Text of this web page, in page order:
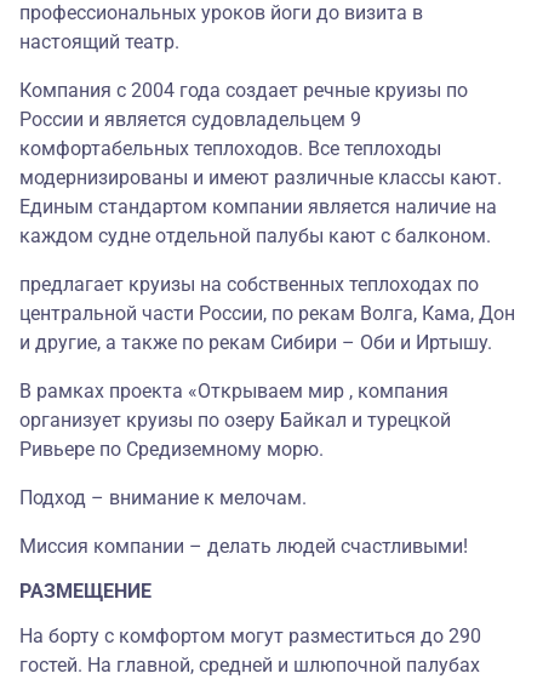
профессиональных уроков йоги до визита в
настоящий театр.
Компания с 2004 года создает речные круизы по
России и является судовладельцем 9
комфортабельных теплоходов. Все теплоходы
модернизированы и имеют различные классы кают.
Единым стандартом компании является наличие на
каждом судне отдельной палубы кают с балконом.
предлагает круизы на собственных теплоходах по
центральной части России, по рекам Волга, Кама, Дон
и другие, а также по рекам Сибири – Оби и Иртышу.
В рамках проекта «Открываем мир , компания
организует круизы по озеру Байкал и турецкой
Ривьере по Средиземному морю.
Подход – внимание к мелочам.
Миссия компании – делать людей счастливыми!
РАЗМЕЩЕНИЕ
На борту с комфортом могут разместиться до 290
гостей. На главной, средней и шлюпочной палубах